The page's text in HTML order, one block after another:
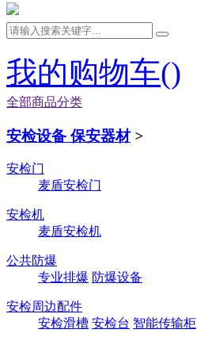
我的购物车()
全部商品分类
安检设备 保安器材 >
安检门
麦盾安检门
安检机
麦盾安检机
公共防爆
专业排爆 防爆设备
安检周边配件
安检滑槽 安检台 智能传输柜